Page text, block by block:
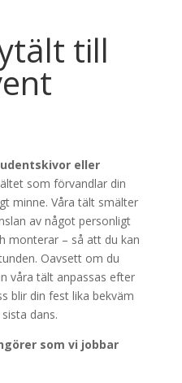
till
eller
som förvandlar din
minne. Våra tält smälter
av något personligt
monterar – så att du kan
Oavsett om du
våra tält anpassas efter
blir din fest lika bekväm
dans.
som vi jobbar